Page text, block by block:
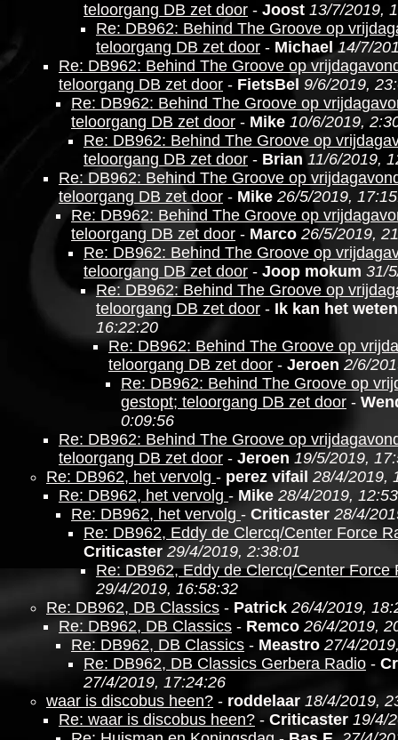
teloorgang DB zet door - Joost 13/7/2019,
Re: DB962: Behind The Groove op
teloorgang DB zet door - Michael 14/7/
Re: DB962: Behind The Groove op
teloorgang DB zet door - FietsBel 9/6/2019,
Re: DB962: Behind The Groove op
teloorgang DB zet door - Mike 10/6/2019,
Re: DB962: Behind The Groove op
teloorgang DB zet door - Brian 11/6/2019,
Re: DB962: Behind The Groove op
teloorgang DB zet door - Mike 26/5/2019,
Re: DB962: Behind The Groove op
teloorgang DB zet door - Marco 26/5/2019,
Re: DB962: Behind The Groove op
teloorgang DB zet door - Joop mokum 31/
Re: DB962: Behind The Groove op
teloorgang DB zet door - Ik kan het weten
16:22:20
Re: DB962: Behind The Groove op
teloorgang DB zet door - Jeroen 2/6/
Re: DB962: Behind The Groove op
gestopt; teloorgang DB zet door -
0:09:56
Re: DB962: Behind The Groove op
teloorgang DB zet door - Jeroen 19/5/2019,
Re: DB962, het vervolg - perez vifail 28/4/2019,
Re: DB962, het vervolg - Mike 28/4/2019,
Re: DB962, het vervolg - Criticaster 28/4/
Re: DB962, Eddy de Clercq/Center Force
Criticaster 29/4/2019, 2:38:01
Re: DB962, Eddy de Clercq/Center Force
29/4/2019, 16:58:32
Re: DB962, DB Classics - Patrick 26/4/2019,
Re: DB962, DB Classics - Remco 26/4/2019,
Re: DB962, DB Classics - Meastro 27/4/
Re: DB962, DB Classics Gerbera Radio -
27/4/2019, 17:24:26
waar is discobus heen? - roddelaar 18/4/2019,
Re: waar is discobus heen? - Criticaster 19/4/